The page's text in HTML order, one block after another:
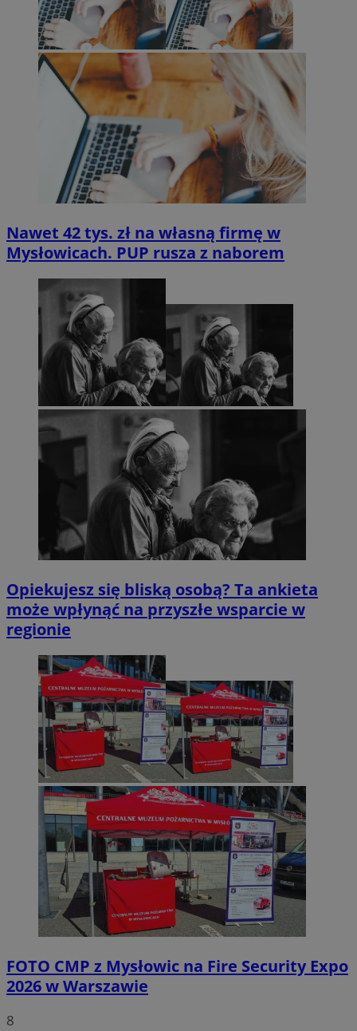
Nawet 42 tys. zł na własną firmę w
Mysłowicach. PUP rusza z naborem
Opiekujesz się bliską osobą? Ta ankieta
może wpłynąć na przyszłe wsparcie w
regionie
FOTO CMP z Mysłowic na Fire Security Expo
2026 w Warszawie
8